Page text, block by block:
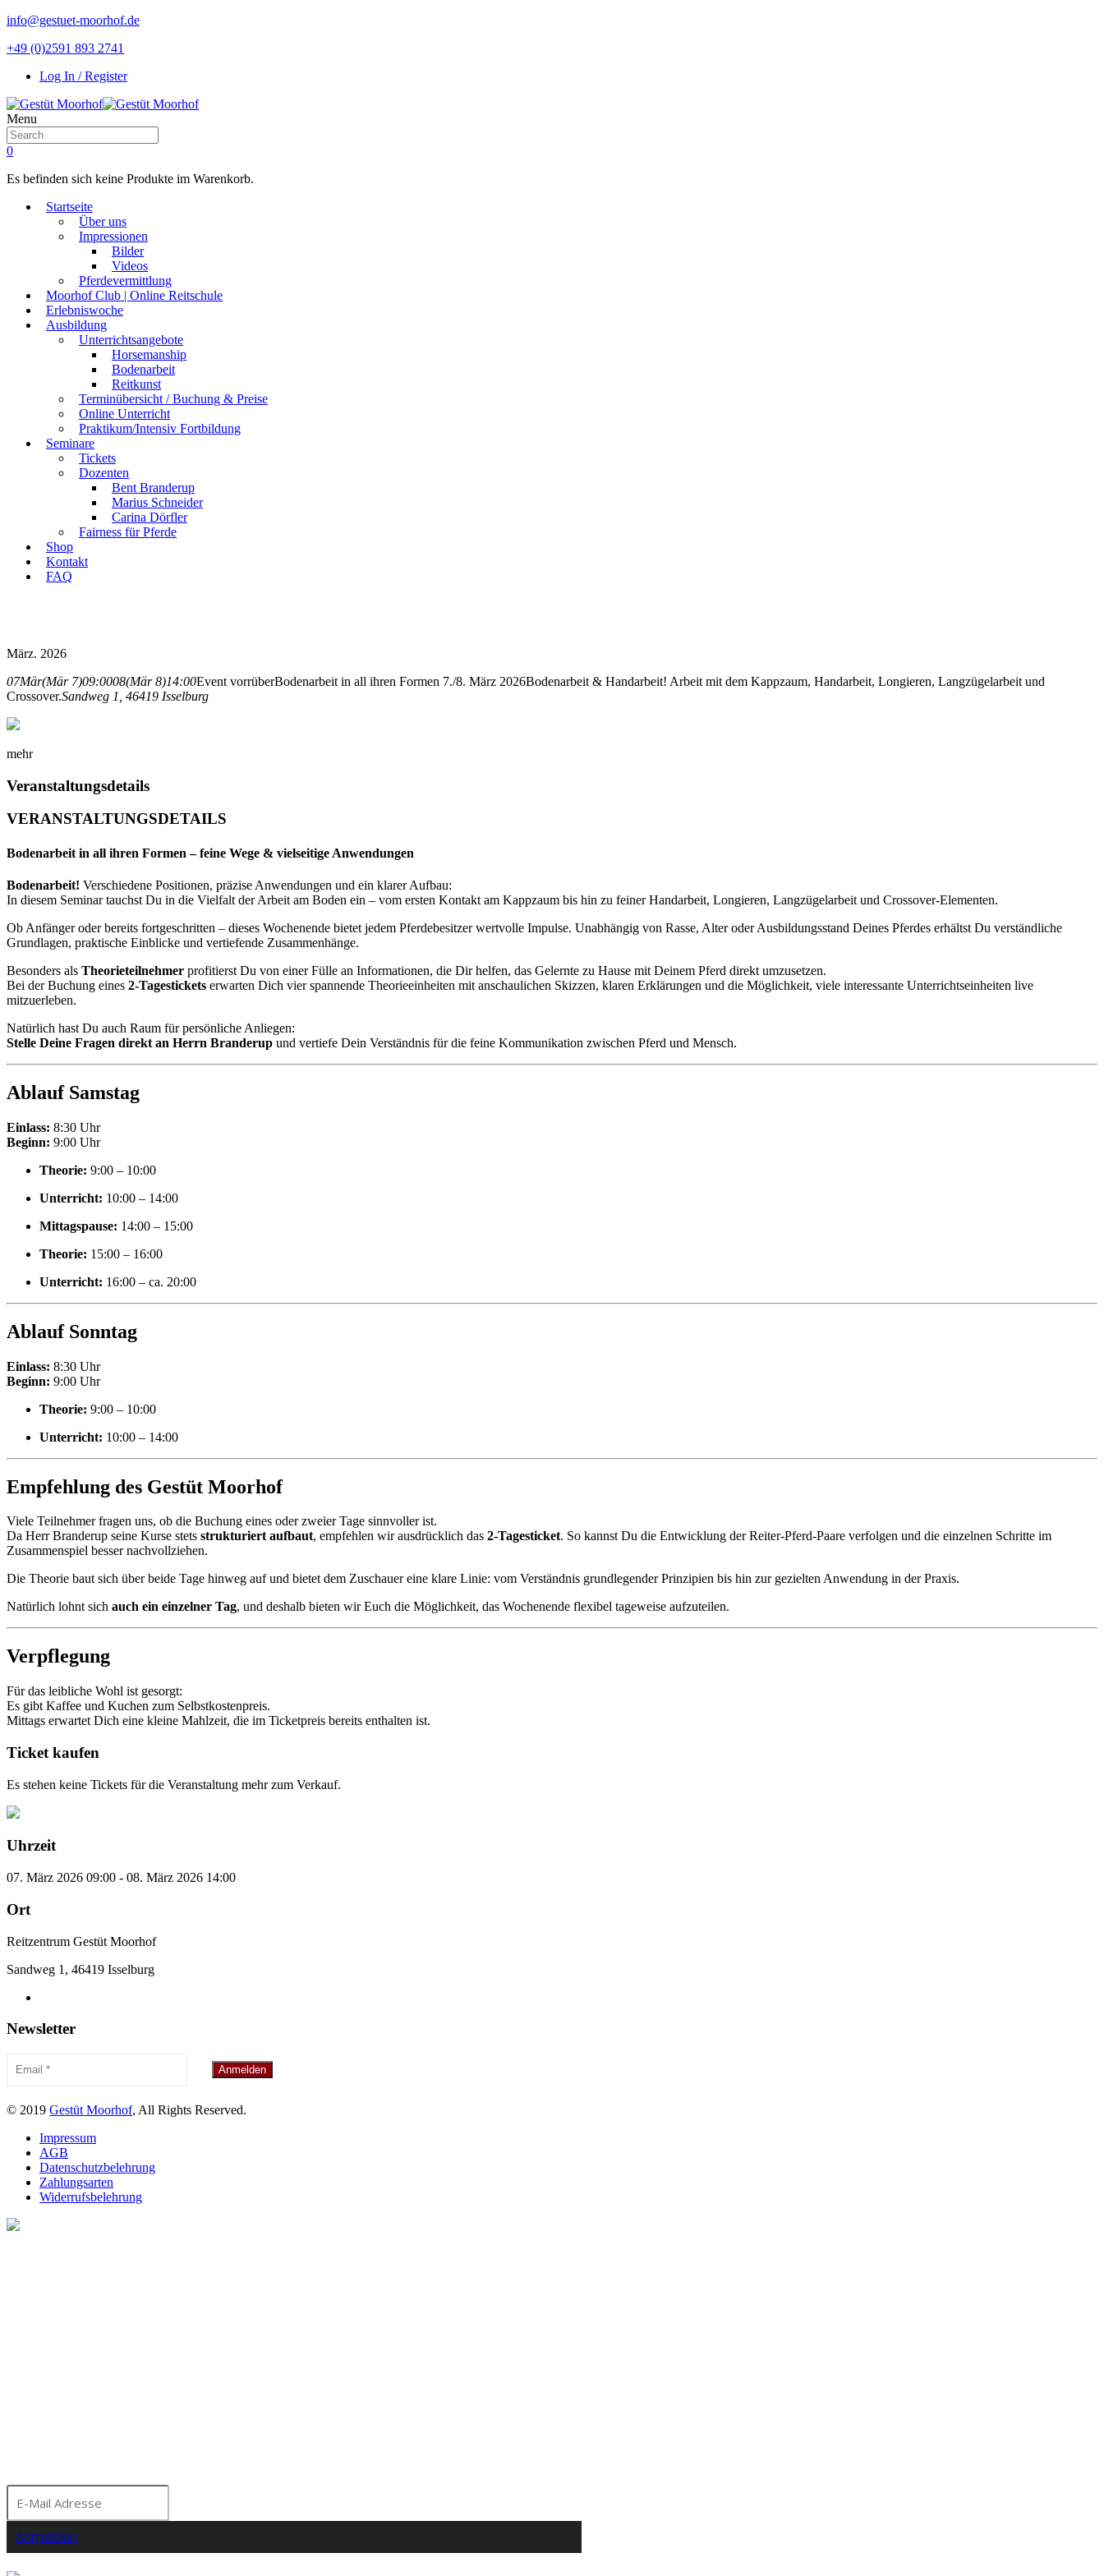
info@gestuet-moorhof.de
+49 (0)2591 893 2741
Log In / Register
Menu
0
Es befinden sich keine Produkte im Warenkorb.
Startseite
Über uns
Impressionen
Bilder
Videos
Pferdevermittlung
Moorhof Club | Online Reitschule
Erlebniswoche
Ausbildung
Unterrichtsangebote
Horsemanship
Bodenarbeit
Reitkunst
Terminübersicht / Buchung & Preise
Online Unterricht
Praktikum/Intensiv Fortbildung
Seminare
Tickets
Dozenten
Bent Branderup
Marius Schneider
Carina Dörfler
Fairness für Pferde
Shop
Kontakt
FAQ
März. 2026
07Mär(Mär 7)09:0008(Mär 8)14:00Event vorrüberBodenarbeit in all ihren Formen 7./8. März 2026Bodenarbeit & Handarbeit! Arbeit mit dem Kappzaum, Handarbeit, Longieren, Langzügelarbeit und
Crossover.Sandweg 1, 46419 Isselburg
mehr
Veranstaltungsdetails
VERANSTALTUNGSDETAILS
Bodenarbeit in all ihren Formen – feine Wege & vielseitige Anwendungen
Bodenarbeit! Verschiedene Positionen, präzise Anwendungen und ein klarer Aufbau:
In diesem Seminar tauchst Du in die Vielfalt der Arbeit am Boden ein – vom ersten Kontakt am Kappzaum bis hin zu feiner Handarbeit, Longieren, Langzügelarbeit und Crossover-Elementen.
Ob Anfänger oder bereits fortgeschritten – dieses Wochenende bietet jedem Pferdebesitzer wertvolle Impulse. Unabhängig von Rasse, Alter oder Ausbildungsstand Deines Pferdes erhältst Du verständliche
Grundlagen, praktische Einblicke und vertiefende Zusammenhänge.
Besonders als Theorieteilnehmer profitierst Du von einer Fülle an Informationen, die Dir helfen, das Gelernte zu Hause mit Deinem Pferd direkt umzusetzen.
Bei der Buchung eines 2-Tagestickets erwarten Dich vier spannende Theorieeinheiten mit anschaulichen Skizzen, klaren Erklärungen und die Möglichkeit, viele interessante Unterrichtseinheiten live
mitzuerleben.
Natürlich hast Du auch Raum für persönliche Anliegen:
Stelle Deine Fragen direkt an Herrn Branderup und vertiefe Dein Verständnis für die feine Kommunikation zwischen Pferd und Mensch.
Ablauf Samstag
Einlass: 8:30 Uhr
Beginn: 9:00 Uhr
Theorie: 9:00 – 10:00
Unterricht: 10:00 – 14:00
Mittagspause: 14:00 – 15:00
Theorie: 15:00 – 16:00
Unterricht: 16:00 – ca. 20:00
Ablauf Sonntag
Einlass: 8:30 Uhr
Beginn: 9:00 Uhr
Theorie: 9:00 – 10:00
Unterricht: 10:00 – 14:00
Empfehlung des Gestüt Moorhof
Viele Teilnehmer fragen uns, ob die Buchung eines oder zweier Tage sinnvoller ist.
Da Herr Branderup seine Kurse stets strukturiert aufbaut, empfehlen wir ausdrücklich das 2-Tagesticket. So kannst Du die Entwicklung der Reiter-Pferd-Paare verfolgen und die einzelnen Schritte im
Zusammenspiel besser nachvollziehen.
Die Theorie baut sich über beide Tage hinweg auf und bietet dem Zuschauer eine klare Linie: vom Verständnis grundlegender Prinzipien bis hin zur gezielten Anwendung in der Praxis.
Natürlich lohnt sich auch ein einzelner Tag, und deshalb bieten wir Euch die Möglichkeit, das Wochenende flexibel tageweise aufzuteilen.
Verpflegung
Für das leibliche Wohl ist gesorgt:
Es gibt Kaffee und Kuchen zum Selbstkostenpreis.
Mittags erwartet Dich eine kleine Mahlzeit, die im Ticketpreis bereits enthalten ist.
Ticket kaufen
Es stehen keine Tickets für die Veranstaltung mehr zum Verkauf.
Uhrzeit
07. März 2026 09:00 - 08. März 2026 14:00
Ort
Reitzentrum Gestüt Moorhof
Sandweg 1, 46419 Isselburg
Newsletter
© 2019 Gestüt Moorhof, All Rights Reserved.
Impressum
AGB
Datenschutzbelehrung
Zahlungsarten
Widerrufsbelehrung
Anmelden